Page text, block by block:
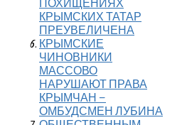
ПОХИЩЕНИЯХ
КРЫМСКИХ ТАТАР
ПРЕУВЕЛИЧЕНА
КРЫМСКИЕ
ЧИНОВНИКИ
МАССОВО
НАРУШАЮТ ПРАВА
КРЫМЧАН –
ОМБУДСМЕН ЛУБИНА